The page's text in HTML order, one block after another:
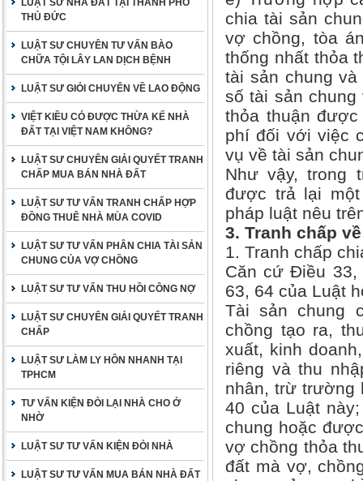
LUẬT SƯ NHÀ ĐẤT TẠI THÀNH PHỐ
THỦ ĐỨC
LUẬT SƯ CHUYÊN TƯ VẤN BÀO
CHỮA TỘI LÂY LAN DỊCH BỆNH
LUẬT SƯ GIỎI CHUYÊN VỀ LAO ĐỘNG
VIỆT KIỀU CÓ ĐƯỢC THỪA KẾ NHÀ
ĐẤT TẠI VIỆT NAM KHÔNG?
LUẬT SƯ CHUYÊN GIẢI QUYẾT TRANH
CHẤP MUA BÁN NHÀ ĐẤT
LUẬT SƯ TƯ VẤN TRANH CHẤP HỢP
ĐỒNG THUÊ NHÀ MÙA COVID
LUẬT SƯ TƯ VẤN PHÂN CHIA TÀI SẢN
CHUNG CỦA VỢ CHỒNG
LUẬT SƯ TƯ VẤN THU HỒI CÔNG NỢ
LUẬT SƯ CHUYÊN GIẢI QUYẾT TRANH
CHẤP
LUẬT SƯ LÀM LY HÔN NHANH TẠI
TPHCM
TƯ VẤN KIỆN ĐÒI LẠI NHÀ CHO Ở
NHỜ
LUẬT SƯ TƯ VẤN KIỆN ĐÒI NHÀ
LUẬT SƯ TƯ VẤN MUA BÁN NHÀ ĐẤT
chia tài sản
vợ chồng, tòa
thống nhất thỏa
tài sản chung
số tài sản
thỏa thuận
phí đối với việc
vụ về tài sản
Như vậy, trong
được trả lại
pháp luật nêu
3. Tranh chấp
1. Tranh chấp
Căn cứ Điều
63, 64 của Luật
Tài sản chung
chồng tạo ra,
xuất, kinh
riêng và thu
nhân, trừ trường
40 của Luật
chung hoặc
vợ chồng thỏa
đất mà vợ,